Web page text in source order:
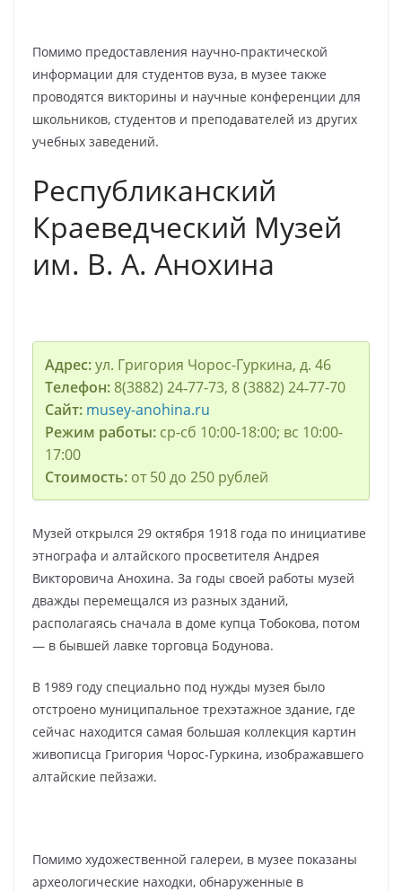
Помимо предоставления научно-практической
информации для студентов вуза, в музее также
проводятся викторины и научные конференции для
школьников, студентов и преподавателей из других
учебных заведений.
Республиканский
Краеведческий Музей
им. В. А. Анохина
Адрес:ул. Григория Чорос-Гуркина, д. 46
Телефон:8(3882) 24‑77-73, 8 (3882) 24‑77-70
Сайт: musey-anohina.ru
Режим работы:ср-сб 10:00-18:00; вс 10:00-
17:00
Стоимость:от 50 до 250 рублей
Музей открылся 29 октября 1918 года по инициативе
этнографа и алтайского просветителя Андрея
Викторовича Анохина. За годы своей работы музей
дважды перемещался из разных зданий,
располагаясь сначала в доме купца Тобокова, потом
— в бывшей лавке торговца Бодунова.
В 1989 году специально под нужды музея было
отстроено муниципальное трехэтажное здание, где
сейчас находится самая большая коллекция картин
живописца Григория Чорос-Гуркина, изображавшего
алтайские пейзажи.
Помимо художественной галереи, в музее показаны
археологические находки, обнаруженные в